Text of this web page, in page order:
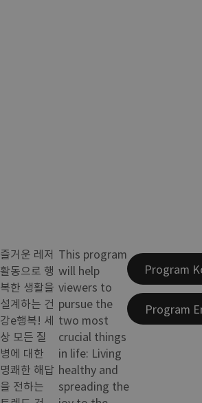
즐거운 레저
활동으로 행
복한 생활을
설계하는 건
강e행복! 세
상 모든 질
병에 대한
명쾌한 해답
을 전하는
This program
will help
viewers to
pursue the
two most
crucial things
in life: Living
healthy and
spreading the
Program
Program